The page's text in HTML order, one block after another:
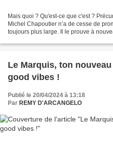
Mais quoi ? Qu'est-ce que c'est ?
Michel Chapoutier n’a de cesse de
toujours plus large. Il le prouve à
Le Marquis, ton
good vibes !
Publié le 20/04/2024 à 13:18
Par REMY D'ARCANGELO